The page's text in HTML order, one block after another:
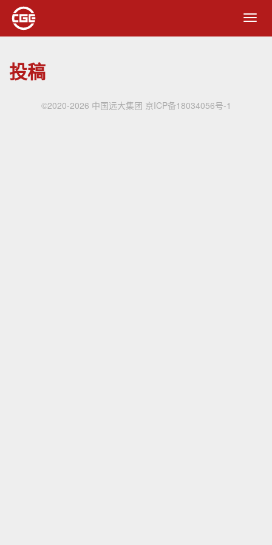
投稿
©2020-2026 中国远大集团 京ICP备18034056号-1